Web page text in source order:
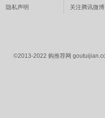
隐私声明
关注腾讯微博
©2013-2022 购推荐网